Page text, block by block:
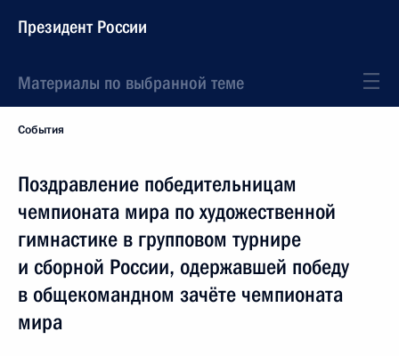
Президент России
Материалы по выбранной теме
События
Поздравление победительницам
чемпионата мира по художественной
гимнастике в групповом турнире
и сборной России, одержавшей победу
в общекомандном зачёте чемпионата
мира